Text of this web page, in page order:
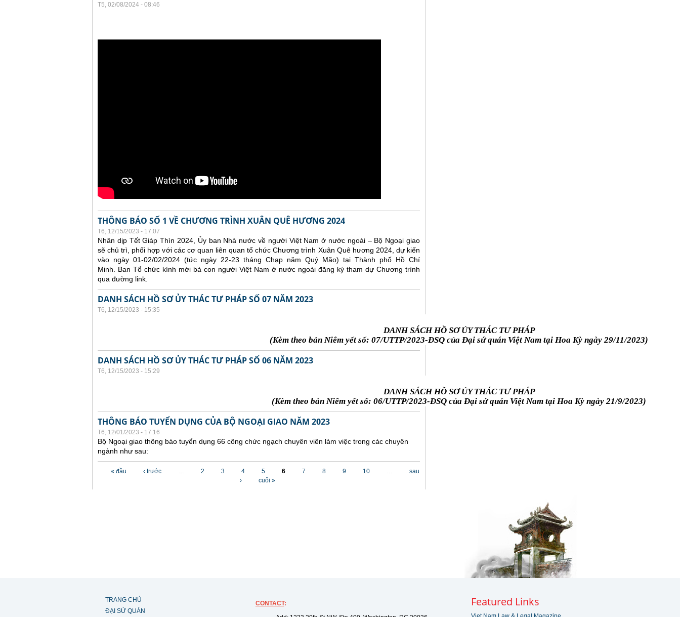
T5, 02/08/2024 - 08:46
THÔNG BÁO SỐ 1 VỀ CHƯƠNG TRÌNH XUÂN QUÊ HƯƠNG 2024
T6, 12/15/2023 - 17:07
Nhân dịp Tết Giáp Thìn 2024, Ủy ban Nhà nước về người Việt Nam ở nước ngoài – Bộ Ngoại giao
sẽ chủ trì, phối hợp với các cơ quan liên quan tổ chức Chương trình Xuân Quê hương 2024, dự kiến
vào ngày 01-02/02/2024 (tức ngày 22-23 tháng Chạp năm Quý Mão) tại Thành phố Hồ Chí
Minh. Ban Tổ chức kính mời bà con người Việt Nam ở nước ngoài đăng ký tham dự Chương trình
qua đường link.
DANH SÁCH HỒ SƠ ỦY THÁC TƯ PHÁP SỐ 07 NĂM 2023
T6, 12/15/2023 - 15:35
DANH SÁCH HỒ SƠ ỦY THÁC TƯ PHÁP
(Kèm theo bản Niêm yết số: 07/UTTP/2023-ĐSQ của Đại sứ quán Việt Nam tại Hoa Kỳ ngày 29/11/2023)
DANH SÁCH HỒ SƠ ỦY THÁC TƯ PHÁP SỐ 06 NĂM 2023
T6, 12/15/2023 - 15:29
DANH SÁCH HỒ SƠ ỦY THÁC TƯ PHÁP
(Kèm theo bản Niêm yết số: 06/UTTP/2023-ĐSQ của Đại sứ quán Việt Nam tại Hoa Kỳ ngày 21/9/2023)
THÔNG BÁO TUYỂN DỤNG CỦA BỘ NGOẠI GIAO NĂM 2023
T6, 12/01/2023 - 17:16
Bộ Ngoại giao thông báo tuyển dụng 66 công chức ngạch chuyên viên làm việc trong các chuyên
ngành như sau:
Các trang
« đầu ‹ trước … 2 3 4 5 6 7 8 9 10 …
sau
›
cuối »
TRANG CHỦ
ĐẠI SỨ QUÁN
CONTACT:
Featured Links